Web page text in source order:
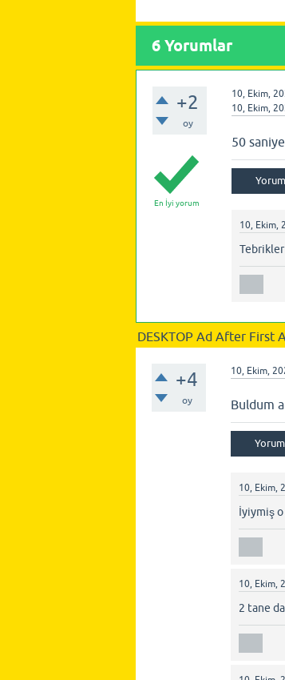
6 Yorumlar
+2
oy
10, Ekim,
10, Ekim,
En İyi yorum
50
10, Ekim,
DESKTOP Ad After First
+4
oy
10, Ekim,
Buldum
10, Ekim,
İyiymiş
10, Ekim,
2 tane